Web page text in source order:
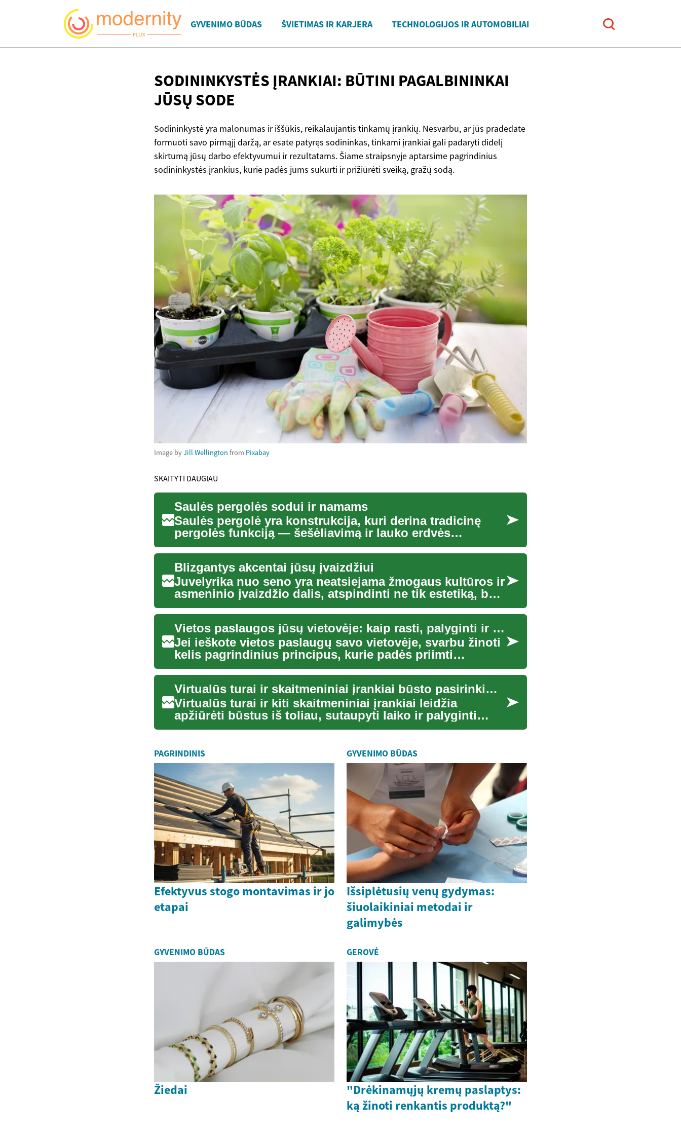
GYVENIMO BŪDAS ŠVIETIMAS IR KARJERA TECHNOLOGIJOS IR AUTOMOBILIAI
SODININKYSTĖS ĮRANKIAI: BŪTINI PAGALBININKAI
JŪSŲ SODE
Sodininkystė yra malonumas ir iššūkis, reikalaujantis tinkamų įrankių. Nesvarbu, ar jūs pradedate
formuoti savo pirmąjį daržą, ar esate patyręs sodininkas, tinkami įrankiai gali padaryti didelį
skirtumą jūsų darbo efektyvumui ir rezultatams. Šiame straipsnyje aptarsime pagrindinius
sodininkystės įrankius, kurie padės jums sukurti ir prižiūrėti sveiką, gražų sodą.
Image byJill Wellington from Pixabay
SKAITYTI DAUGIAU
Saulės pergolės sodui ir namams
Saulės pergolė yra konstrukcija, kuri derina tradicinę
pergolės funkciją — šešėliavimą ir lauko erdvės
zonavimą — su ...
Blizgantys akcentai jūsų įvaizdžiui
Juvelyrika nuo seno yra neatsiejama žmogaus kultūros ir
asmeninio įvaizdžio dalis, atspindinti ne tik estetiką, bet
i...
Vietos paslaugos jūsų vietovėje: kaip rasti, palyginti ir pasirinkti tinkamiausią variantą
Jei ieškote vietos paslaugų savo vietovėje, svarbu žinoti
kelis pagrindinius principus, kurie padės priimti
informuot...
Virtualūs turai ir skaitmeniniai įrankiai būsto pasirinkimui
Virtualūs turai ir kiti skaitmeniniai įrankiai leidžia
apžiūrėti būstus iš toliau, sutaupyti laiko ir palyginti
varia...
PAGRINDINIS
Efektyvus stogo montavimas ir jo
etapai
GYVENIMO BŪDAS
Išsiplėtusių venų gydymas:
šiuolaikiniai metodai ir
galimybės
GYVENIMO BŪDAS
Žiedai
GEROVĖ
"Drėkinamųjų kremų paslaptys:
ką žinoti renkantis produktą?"